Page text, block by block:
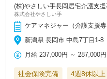
(株)やさしい手長岡居宅介護支
株式会社やさしい手
ケアマネジャー（介護支援
新潟県 長岡市 中島7丁目1-8
月給 237,000円 ～ 287,000円
社会保険完備 4週8休以上